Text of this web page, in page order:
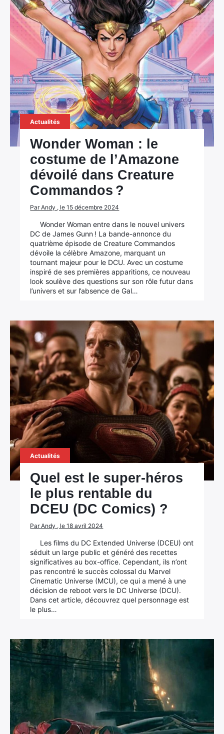
Actualités
Wonder Woman : le
costume de l’Amazone
dévoilé dans Creature
Commandos ?
Par Andy , le 15 décembre 2024
Wonder Woman entre dans le nouvel univers
DC de James Gunn ! La bande-annonce du
quatrième épisode de Creature Commandos
dévoile la célèbre Amazone, marquant un
tournant majeur pour le DCU. Avec un costume
inspiré de ses premières apparitions, ce nouveau
look soulève des questions sur son rôle futur dans
l’univers et sur l’absence de Gal…
Actualités
Quel est le super-héros
le plus rentable du
DCEU (DC Comics) ?
Par Andy , le 18 avril 2024
Les films du DC Extended Universe (DCEU) ont
séduit un large public et généré des recettes
significatives au box-office. Cependant, ils n’ont
pas rencontré le succès colossal du Marvel
Cinematic Universe (MCU), ce qui a mené à une
décision de reboot vers le DC Universe (DCU).
Dans cet article, découvrez quel personnage est
le plus…